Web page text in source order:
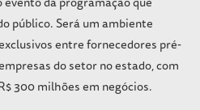
público. Será um ambiente
entre fornecedores pré-
do setor no estado, com
300 milhões em negócios.